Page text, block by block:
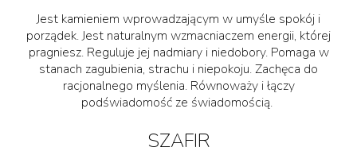
Jest kamieniem wprowadzającym w umyśle spokój i
porządek. Jest naturalnym wzmacniaczem energii, której
pragniesz. Reguluje jej nadmiary i niedobory. Pomaga w
stanach zagubienia, strachu i niepokoju. Zachęca do
racjonalnego myślenia. Równoważy i łączy
podświadomość ze świadomością.
SZAFIR